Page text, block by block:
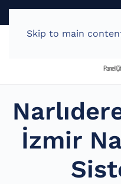
Skip to main
Teklif - Al 0 538 722
İzmir